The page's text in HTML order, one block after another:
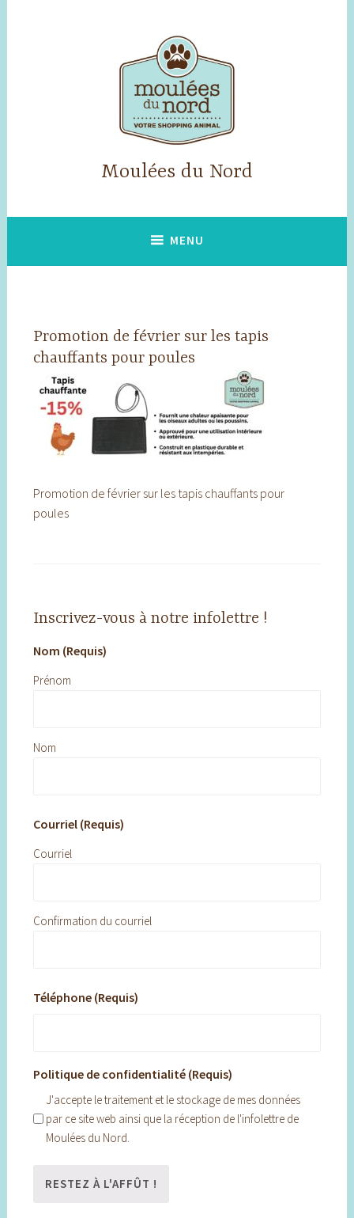
Moulées du Nord
MENU
Promotion de février sur les tapis
chauffants pour poules
Promotion de février sur les tapis chauffants pour
poules
Inscrivez-vous à notre infolettre !
Nom (Requis)
Prénom
Nom
Courriel (Requis)
Courriel
Confirmation du courriel
Téléphone (Requis)
Politique de confidentialité (Requis)
J'accepte le traitement et le stockage de mes données
par ce site web ainsi que la réception de l'infolettre de
Moulées du Nord.